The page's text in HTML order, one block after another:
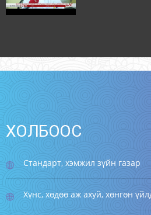
элэгний
2023/12/18
Орон байрны
2020/10/28
ХОЛБООС
Стандарт, хэмжил зүйн газар
Хүнс, хөдөө аж ахуй, хөнгөн